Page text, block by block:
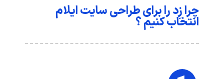
چرا زِد را برای طراحی سایت ایلام
انتخاب کنیم ؟